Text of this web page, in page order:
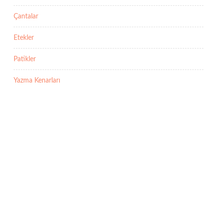
Çantalar
Etekler
Patikler
Yazma Kenarları